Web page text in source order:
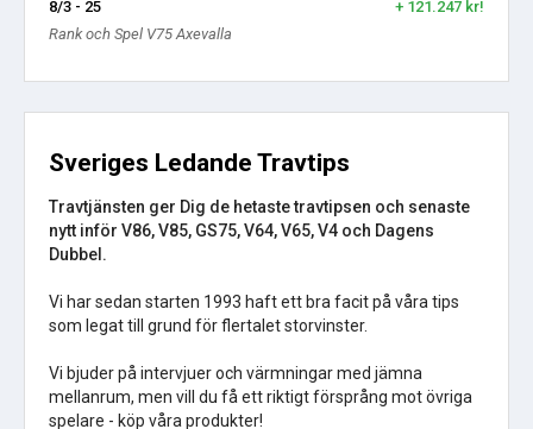
8/3 - 25
+ 121.247 kr!
Rank och Spel V75 Axevalla
Sveriges Ledande Travtips
Travtjänsten ger Dig de hetaste travtipsen och senaste
nytt inför V86, V85, GS75, V64, V65, V4 och Dagens
Dubbel.
Vi har sedan starten 1993 haft ett bra facit på våra tips
som legat till grund för flertalet storvinster.
Vi bjuder på intervjuer och värmningar med jämna
mellanrum, men vill du få ett riktigt försprång mot övriga
spelare - köp våra produkter!